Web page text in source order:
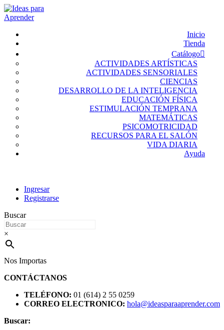
Inicio
Tienda
Catálogo
ACTIVIDADES ARTÍSTICAS
ACTIVIDADES SENSORIALES
CIENCIAS
DESARROLLO DE LA INTELIGENCIA
EDUCACIÓN FÍSICA
ESTIMULACIÓN TEMPRANA
MATEMÁTICAS
PSICOMOTRICIDAD
RECURSOS PARA EL SALÓN
VIDA DIARIA
Ayuda
Ingresar
Registrarse
Buscar
×
Nos Importas
CONTÁCTANOS
TELÉFONO: 01 (614) 2 55 0259
CORREO ELECTRONICO: hola@ideasparaaprender.com
Buscar: